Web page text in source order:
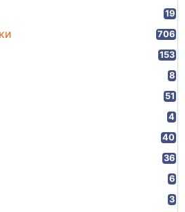
19
706
153
8
51
4
40
36
6
3